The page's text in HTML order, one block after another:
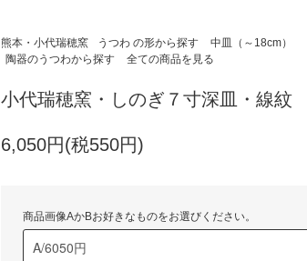
熊本・小代瑞穂窯 うつわ の形から探す
中皿（～18cm）
陶器のうつわから探す
全ての商品を見る
小代瑞穂窯・しのぎ７寸深皿・線紋
6,050円(税550円)
商品画像AかBお好きなものをお選びください。